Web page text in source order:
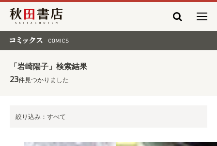
秋田書店
「岩崎陽子」検索結果
23件見つかりました
絞り込み：すべて